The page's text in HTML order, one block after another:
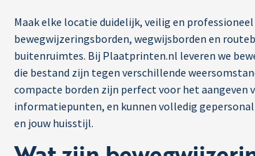
Maak elke locatie duidelijk, veilig en
bewegwijzeringsborden, wegwijsborden en
buitenruimtes. Bij Plaatprinten.nl leveren we
die bestand zijn tegen verschillende
compacte borden zijn perfect voor het aangeven
informatiepunten, en kunnen volledig
en jouw huisstijl.